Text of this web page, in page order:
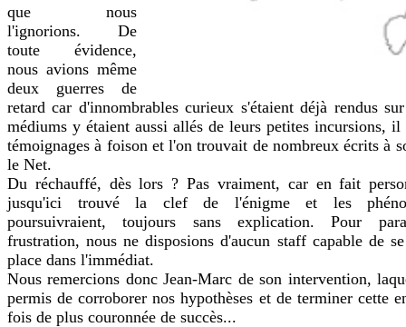
que nous
l'ignorions. De
toute évidence,
nous avions même
deux guerres de
retard car d'innombrables curieux s'étaient déjà rendus
médiums y étaient aussi allés de leurs petites incursions,
témoignages à foison et l'on trouvait de nombreux écrits à
le Net.
Du réchauffé, dès lors ? Pas vraiment, car en fait
jusqu'ici trouvé la clef de l'énigme et les
poursuivraient, toujours sans explication. Pour
frustration, nous ne disposions d'aucun staff capable de
place dans l'immédiat.
Nous remercions donc Jean-Marc de son intervention,
permis de corroborer nos hypothèses et de terminer cette
fois de plus couronnée de succès...